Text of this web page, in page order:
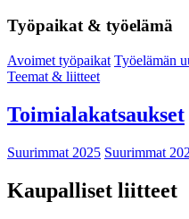
Työpaikat & työelämä
Avoimet työpaikat Työelämän
Teemat & liitteet
Toimialakatsaukset
Suurimmat 2025 Suurimmat
Kaupalliset liitteet